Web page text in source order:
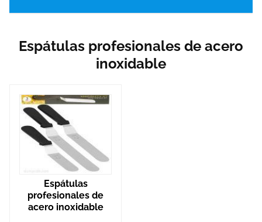
Espátulas profesionales de acero
inoxidable
Espátulas
profesionales de
acero inoxidable